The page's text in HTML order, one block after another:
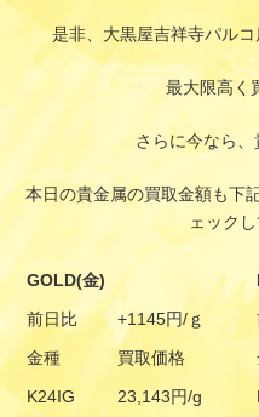
是非、大黒屋吉祥寺パル
最大限高く
さらに今なら、
本日の貴金属の買取金額も下
ェック
GOLD(金)
前日比
+1145円/ｇ
金種
買取価格
K24IG
23,143円/g